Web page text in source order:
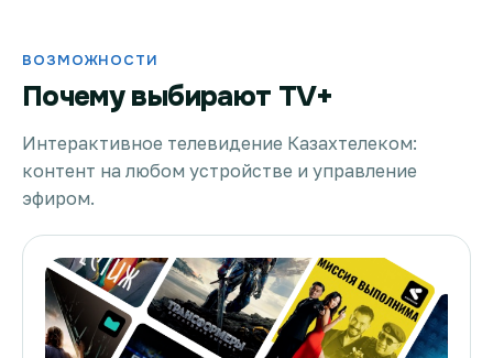
Акции
Заявка на подбор тарифа
Подключиться к КазахТелеком
ВОЗМОЖНОСТИ
Почему выбирают TV+
Интерактивное телевидение Казахтелеком:
контент на любом устройстве и управление
эфиром.